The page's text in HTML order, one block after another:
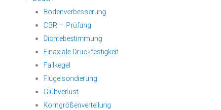
Bodenverbesserung
CBR – Prüfung
Dichtebestimmung
Einaxiale Druckfestigkeit
Fallkegel
Flügelsondierung
Glühverlust
Korngrößenverteilung